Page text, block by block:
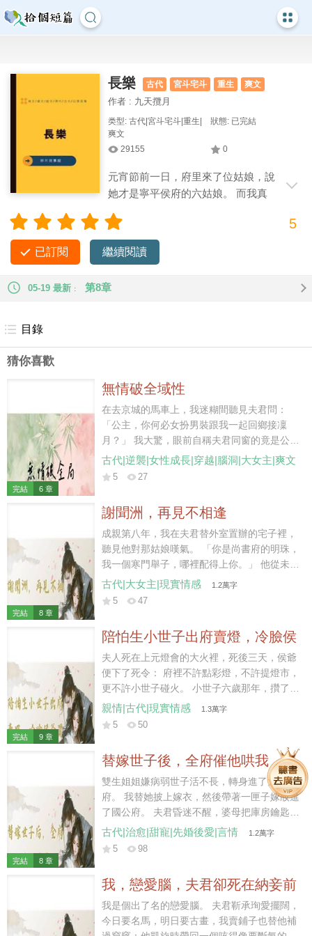
長樂 古代 宮斗宅斗 重生
爽文
作者 : 九天攬月
类型: 古代|宮斗宅斗|重生|
爽文
狀態: 已完結
29155 0
元宵節前一日，府里來了位姑娘，說
她才是寧平侯府的六姑娘。 而我真
故意要換回來的。 因為上一世，華陽公主被牽扯進一樁大案，
最終自焚于公主府。 而寧平侯府的沈三郎卻高中狀元，成為天
子近臣。 如今這位六姑娘重生了，我也是。
5
已訂閱 繼續閱讀
05-19 最新 第8章
目錄
猜你喜歡
完結 6 章
無情破全域性
在去京城的馬車上，我迷糊間聽見夫君問：
「公主，你何必女扮男裝跟我一起回鄉接凜
月？」 我大驚，眼前自稱夫君同窗的竟是公
主！ 公主輕聲說道： 「謝斂，你明知我的心
意，駙馬你唾手可得，你妻子我也可以妥善安
你落個停妻再娶的名聲，也不想我得個強佔人
夫的惡名，真想讓我父皇直接賜婚啊。」 夫君
嘆息一聲。 「公主，凜月雖然只是個村姑，但
她救過我的命還助我科考，已和我成親，我不
想做陳世美，等回京再看看，她若不犯錯，我
斷沒有休妻的理由。」 我嚇得立即屏氣凝神裝
古代|逆襲|女性成長|穿越|腦洞|大女主|爽文
5 27
完結 8 章
謝聞洲，再見不相逢
成親第八年，我在夫君替外室置辦的宅子裡，
聽見他對那姑娘嘆氣。 「你是尚書府的明珠，
我一個寒門舉子，哪裡配得上你。」 他從未想
過，他腳下的青磚、身上的官袍、連同他攀附
尚書府的門路，都是我喬青蕪一拳一拳掙出來
孩子撐不了幾日，等他在官場站穩腳跟，我還
會自己回去。 後來他戴著枷鎖從長街走過，才
看見我把舊倉房開成了行鋪。 那時他想說什
麼，我已經沒有工夫聽了。
古代|大女主|現實情感 1.2萬字
5 47
完結 9 章
陪怕生小世子出府賣燈，冷臉侯
爺買空整條燈市
夫人死在上元燈會的大火裡，死後三天，侯爺
便下了死令： 府裡不許點彩燈，不許提燈市，
更不許小世子碰火。 小世子六歲那年，攢了許
久的零嘴錢，捧著一張船燈圖來找我。 他說想
親手做一盞燈，放進水渠裡，請風替他捎給從
選去西市義賣，換來的銀子要送到慈幼局添冬
衣。偏有個昔日同窗故意撞翻燈架，火苗順著
燈油躥上來，小世子僵在原地，連哭都忘了。
顧承野趕到時，抱起兒子，冷聲吩咐管家：
「西市今日餘下的義賣燈，侯府全數買下。至
于推倒燈架的人，帶去巡城司，我顧承野的兒
子，他也敢動？」
親情|古代|現實情感 1.3萬字
5 50
完結 8 章
替嫁世子後，全府催他哄我
雙生姐姐嫌病弱世子活不長，轉身進了太子
府。 我替她披上嫁衣，然後帶著一匣子嫁妝進
了國公府。 夫君昏迷不醒，婆母把庫房鑰匙交
給我，小姑子天天往我房裡送點心，我的日子
過得比在姜家舒坦太多。 我坐在謝觀瀾床邊打
錢啊？」 床上的人聽了許久，醒來便攥住我的
手：「姜蒔蘿，你是不是天天盼著我出殯？」
姐姐在太子府碰了壁，又鬧著要換回婚約。 我
古代|治愈|甜寵|先婚後愛|言情 1.2萬字
5 98
我，戀愛腦，夫君卻死在納妾前
我是個出了名的戀愛腦。 夫君靳承珣愛擺闊，
今日要名馬，明日要古畫，我賣鋪子也替他補